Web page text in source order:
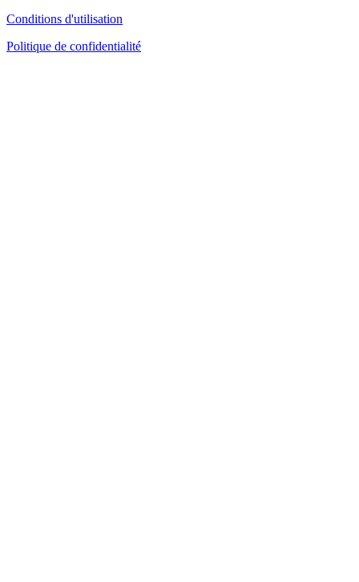
Conditions d'utilisation
Politique de confidentialité